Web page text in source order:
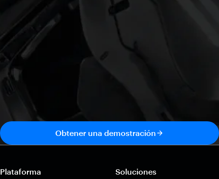
Obtener una demostración
Plataforma Soluciones